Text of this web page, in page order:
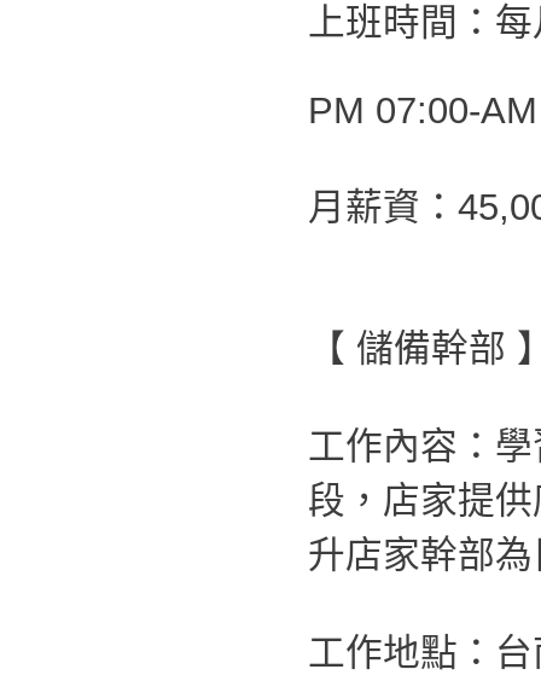
上班時間：
PM 07:00-
月薪資：
【 儲備幹部
工作內容：
段，店家提
升店家幹部
工作地點：